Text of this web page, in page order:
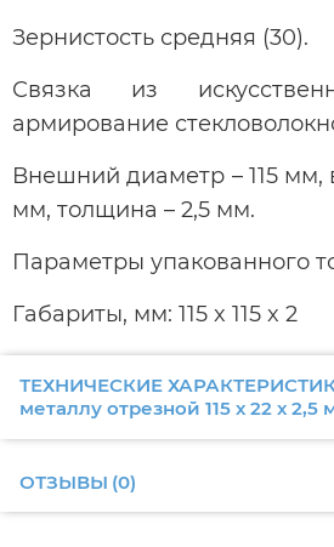
Зернистость средняя (30).
Связка из
армирование
Внешний диаметр – 115 мм,
мм, толщина – 2,5 мм.
Параметры упакованного
Габариты, мм: 115 x 115 x 2
ТЕХНИЧЕСКИЕ
металлу отрезной 115 х 22 х 2,5
ОТЗЫВЫ (0)